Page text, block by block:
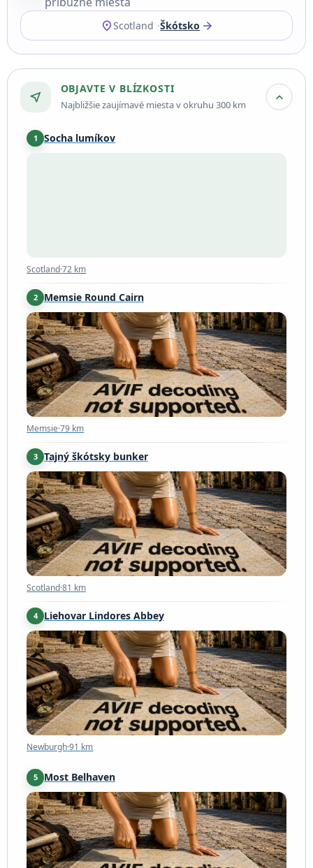
location_onScotland Škótsko arrow_forward
near_me
OBJAVTE V BLÍZKOSTI
Najbližšie zaujímavé miesta v okruhu 300 km expand_more
1 Socha lumíkov
Scotland·72 km
2 Memsie Round Cairn
Memsie·79 km
Memsie·79 km
3 Tajný škótsky bunker
Scotland·81 km
Scotland·81 km
4 Liehovar Lindores Abbey
Newburgh·91 km
Newburgh·91 km
5 Most Belhaven
107 km